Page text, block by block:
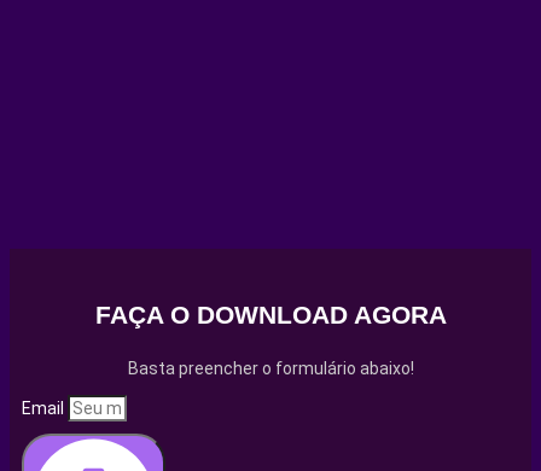
FAÇA O DOWNLOAD AGORA
Basta preencher o formulário abaixo!
Email